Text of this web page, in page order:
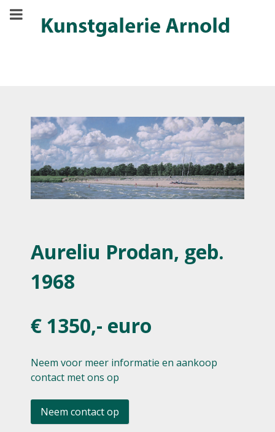
Aureliu Prodan, geb.
1968
€ 1350,- euro
Neem voor meer informatie en aankoop
contact met ons op
Neem contact op